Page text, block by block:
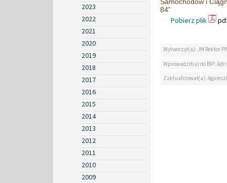
2023
2022
2021
2020
2019
2018
2017
2016
2015
2014
2013
2012
2011
2010
2009
84”
Pobierz plik
Wytworzył(a): JM Rektor
Wprowadził(a) do BIP:
Zaktualizował(a):